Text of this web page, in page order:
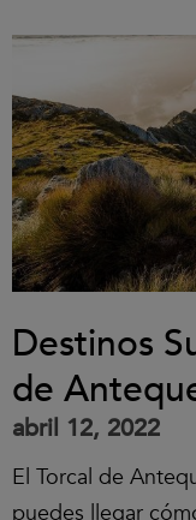
Destinos
de
abril 12, 2022
El Torcal de
puedes llegar